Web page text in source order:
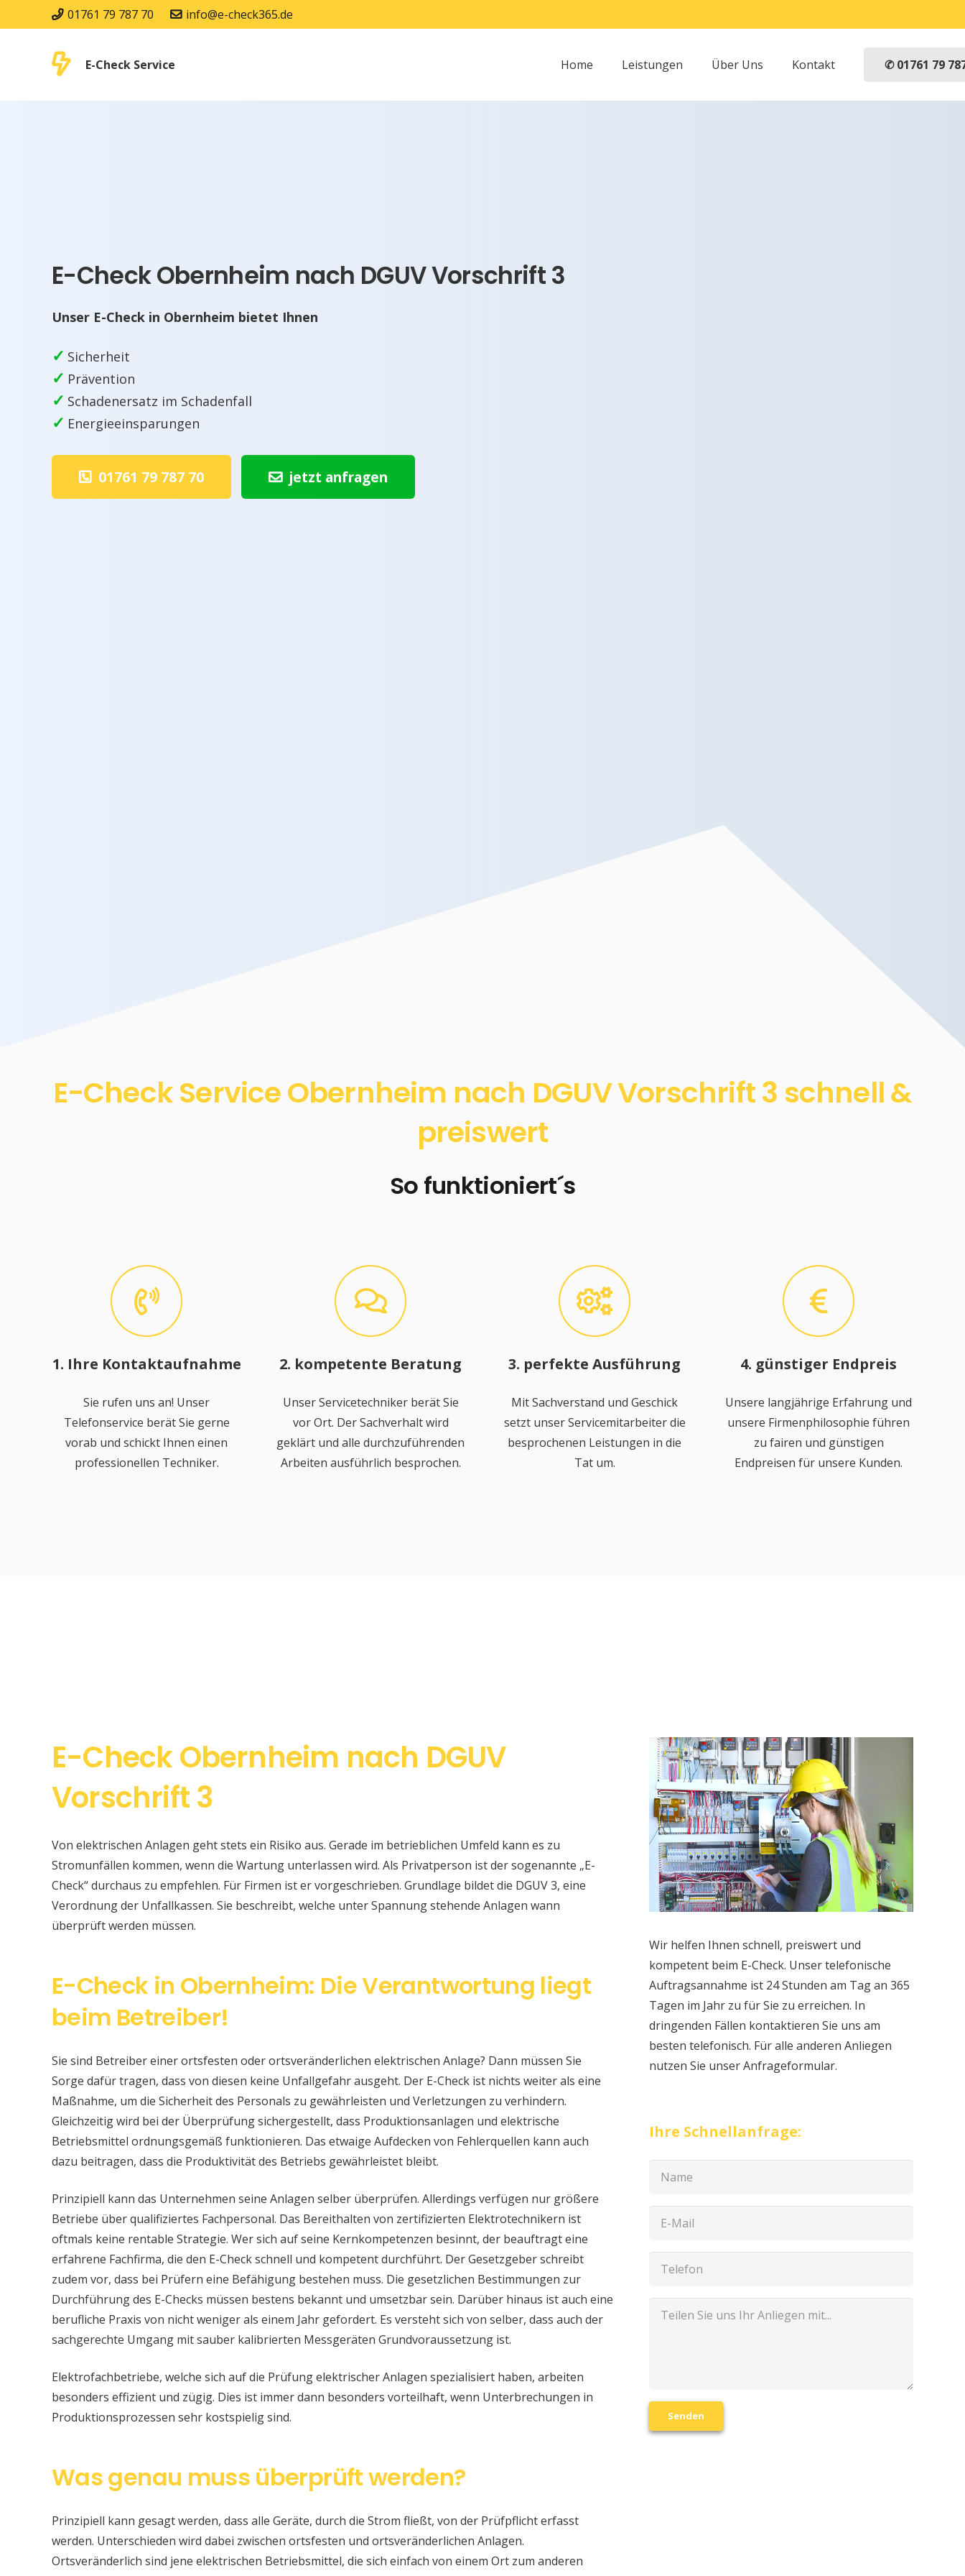
01761 79 787 70 info@e-check365.de
E-Check Service Home Leistungen Über Uns Kontakt ✆ 01761 79
E-Check Obernheim nach DGUV Vorschrift 3
Unser E-Check in Obernheim bietet Ihnen
✓ Sicherheit
✓ Prävention
✓ Schadenersatz im Schadenfall
✓ Energieeinsparungen
01761 79 787 70 jetzt anfragen
E-Check Service Obernheim nach DGUV Vorschrift 3 schnell &
preiswert
So funktioniert´s
1. Ihre Kontaktaufnahme
Sie rufen uns an! Unser
Telefonservice berät Sie gerne
vorab und schickt Ihnen einen
professionellen Techniker.
2. kompetente Beratung
Unser Servicetechniker berät Sie
vor Ort. Der Sachverhalt wird
geklärt und alle durchzuführenden
Arbeiten ausführlich besprochen.
3. perfekte Ausführung
Mit Sachverstand und Geschick
setzt unser Servicemitarbeiter die
besprochenen Leistungen in die
Tat um.
4. günstiger Endpreis
Unsere langjährige Erfahrung und
unsere Firmenphilosophie führen
zu fairen und günstigen
Endpreisen für unsere Kunden.
E-Check Obernheim nach DGUV
Vorschrift 3
Von elektrischen Anlagen geht stets ein Risiko aus. Gerade im betrieblichen Umfeld kann es zu
Stromunfällen kommen, wenn die Wartung unterlassen wird. Als Privatperson ist der sogenannte „E-
Check“ durchaus zu empfehlen. Für Firmen ist er vorgeschrieben. Grundlage bildet die DGUV 3, eine
Verordnung der Unfallkassen. Sie beschreibt, welche unter Spannung stehende Anlagen wann
überprüft werden müssen.
E-Check in Obernheim: Die Verantwortung liegt
beim Betreiber!
Sie sind Betreiber einer ortsfesten oder ortsveränderlichen elektrischen Anlage? Dann müssen Sie
Sorge dafür tragen, dass von diesen keine Unfallgefahr ausgeht. Der E-Check ist nichts weiter als eine
Maßnahme, um die Sicherheit des Personals zu gewährleisten und Verletzungen zu verhindern.
Gleichzeitig wird bei der Überprüfung sichergestellt, dass Produktionsanlagen und elektrische
Betriebsmittel ordnungsgemäß funktionieren. Das etwaige Aufdecken von Fehlerquellen kann auch
dazu beitragen, dass die Produktivität des Betriebs gewährleistet bleibt.
Prinzipiell kann das Unternehmen seine Anlagen selber überprüfen. Allerdings verfügen nur größere
Betriebe über qualifiziertes Fachpersonal. Das Bereithalten von zertifizierten Elektrotechnikern ist
oftmals keine rentable Strategie. Wer sich auf seine Kernkompetenzen besinnt, der beauftragt eine
erfahrene Fachfirma, die den E-Check schnell und kompetent durchführt. Der Gesetzgeber schreibt
zudem vor, dass bei Prüfern eine Befähigung bestehen muss. Die gesetzlichen Bestimmungen zur
Durchführung des E-Checks müssen bestens bekannt und umsetzbar sein. Darüber hinaus ist auch eine
berufliche Praxis von nicht weniger als einem Jahr gefordert. Es versteht sich von selber, dass auch der
sachgerechte Umgang mit sauber kalibrierten Messgeräten Grundvoraussetzung ist.
Elektrofachbetriebe, welche sich auf die Prüfung elektrischer Anlagen spezialisiert haben, arbeiten
besonders effizient und zügig. Dies ist immer dann besonders vorteilhaft, wenn Unterbrechungen in
Produktionsprozessen sehr kostspielig sind.
Was genau muss überprüft werden?
Prinzipiell kann gesagt werden, dass alle Geräte, durch die Strom fließt, von der Prüfpflicht erfasst
werden. Unterschieden wird dabei zwischen ortsfesten und ortsveränderlichen Anlagen.
Ortsveränderlich sind jene elektrischen Betriebsmittel, die sich einfach von einem Ort zum anderen
Wir helfen Ihnen schnell, preiswert und
kompetent beim E-Check. Unser telefonische
Auftragsannahme ist 24 Stunden am Tag an 365
Tagen im Jahr zu für Sie zu erreichen. In
dringenden Fällen kontaktieren Sie uns am
besten telefonisch. Für alle anderen Anliegen
nutzen Sie unser Anfrageformular.
Ihre Schnellanfrage:
Senden